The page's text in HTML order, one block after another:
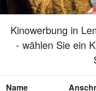
Kinowerbung in
- wählen Sie ein
Name